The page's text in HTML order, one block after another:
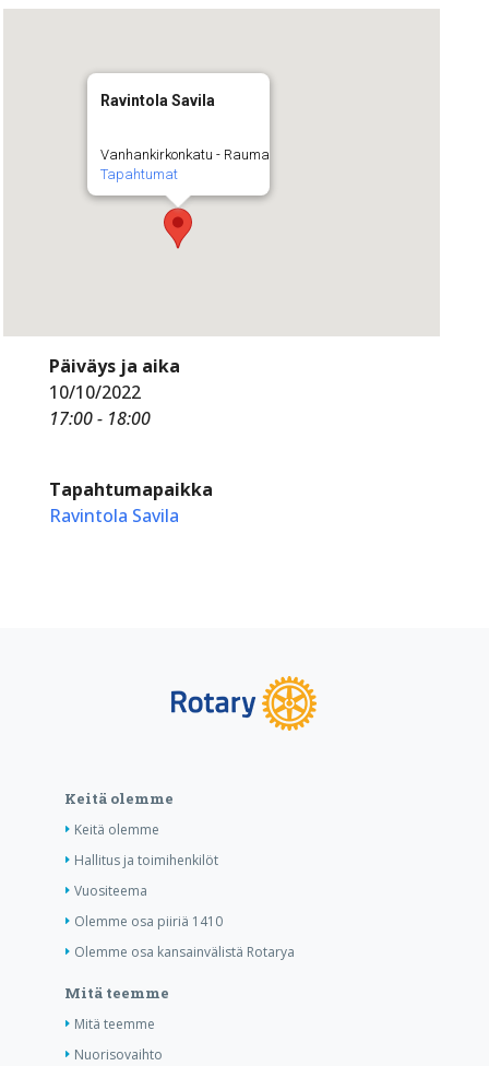
Ravintola Savila
Vanhankirkonkatu - Rauma
Tapahtumat
Päiväys ja aika
10/10/2022
17:00 - 18:00
Tapahtumapaikka
Ravintola Savila
Keitä olemme
Keitä olemme
Hallitus ja toimihenkilöt
Vuositeema
Olemme osa piiriä 1410
Olemme osa kansainvälistä Rotarya
Mitä teemme
Mitä teemme
Nuorisovaihto